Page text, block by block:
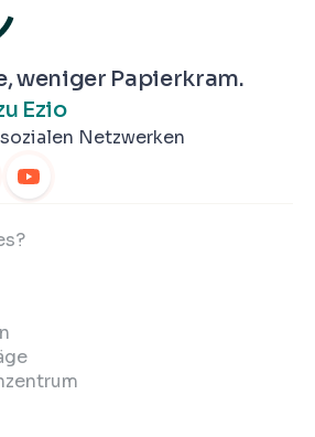
weniger Papierkram.
Ezio
Netzwerken